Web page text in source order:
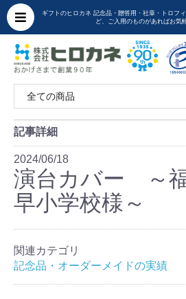
ギフトのヒロカネ 記念品・贈答用・社章・トロフ
ど、ご入用のものがあればお気
記事詳細
2024/06/18
演台カバー ～
早小学校様～
関連カテゴリ
記念品・オーダーメイドの実績